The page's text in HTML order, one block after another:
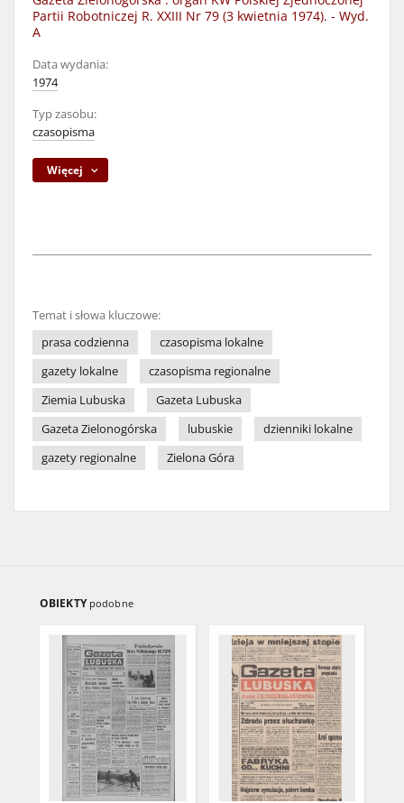
Partii Robotniczej R. XXIII Nr 79 (3 kwietnia 1974). - Wyd.
A
Data wydania:
1974
Typ zasobu:
czasopisma
Więcej
Temat i słowa kluczowe:
prasa codzienna
czasopisma lokalne
gazety lokalne
czasopisma regionalne
Ziemia Lubuska
Gazeta Lubuska
Gazeta Zielonogórska
lubuskie
dzienniki lokalne
gazety regionalne
Zielona Góra
OBIEKTY podobne